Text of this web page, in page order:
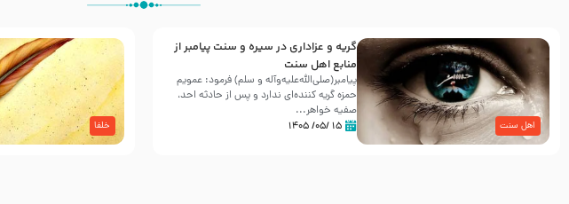
اهل سنت
گریه و عزاداری در سیره و سنت پیامبر از
منابع اهل سنت
پیامبر(صلی‌الله‌علیه‌وآله و سلم) فرمود: عمویم
حمزه گریه کننده‌ای ندارد و پس از حادثه احد،
صفیه خواهر...
۱۵ /۰۵/ ۱۴۰۵ خلفا